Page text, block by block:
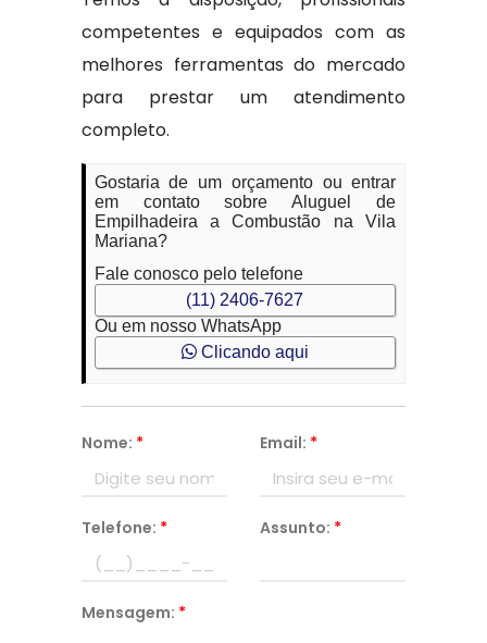
competentes e equipados com as
melhores ferramentas do mercado
para prestar um atendimento
completo.
Gostaria de um orçamento ou entrar
em contato sobre Aluguel de
Empilhadeira a Combustão na Vila
Mariana?
Fale conosco pelo telefone
(11) 2406-7627
Ou em nosso WhatsApp
Clicando aqui
Nome: * Email: *
Telefone: * Assunto: *
Mensagem: *